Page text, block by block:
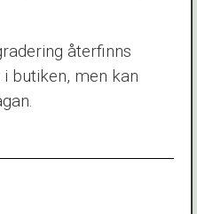
återfinns
butiken, men kan